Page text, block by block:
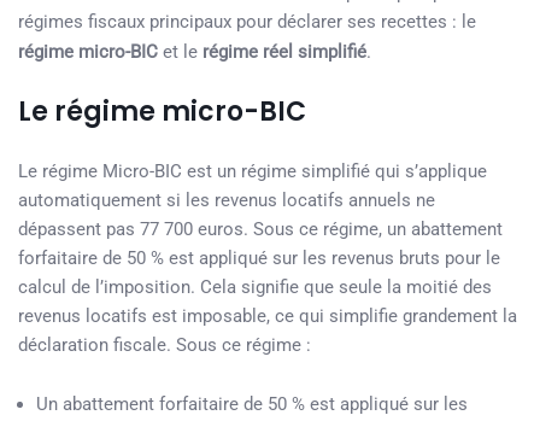
régimes fiscaux principaux pour déclarer ses recettes : le
régime micro-BIC et le régime réel simplifié.
Le régime micro-BIC
Le régime Micro-BIC est un régime simplifié qui s’applique
automatiquement si les revenus locatifs annuels ne
dépassent pas 77 700 euros. Sous ce régime, un abattement
forfaitaire de 50 % est appliqué sur les revenus bruts pour le
calcul de l’imposition. Cela signifie que seule la moitié des
revenus locatifs est imposable, ce qui simplifie grandement la
déclaration fiscale. Sous ce régime :
Un abattement forfaitaire de 50 % est appliqué sur les